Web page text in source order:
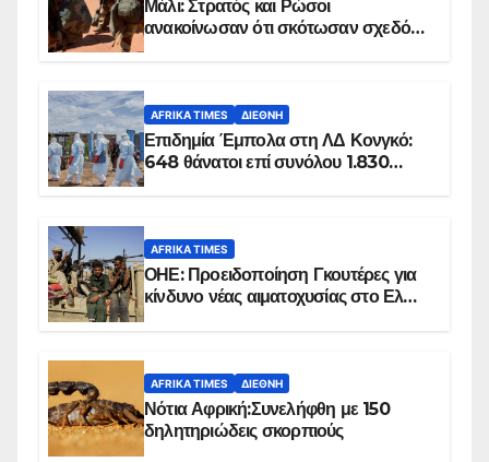
Μάλι: Στρατός και Ρώσοι
ανακοίνωσαν ότι σκότωσαν σχεδόν
AFRIKA TIMES ΔΙΕΘΝΉ
Επιδημία Έμπολα στη ΛΔ Κονγκό:
648 θάνατοι επί συνόλου 1.830
AFRIKA TIMES
ΟΗΕ: Προειδοποίηση Γκουτέρες για
κίνδυνο νέας αιματοχυσίας στο Ελ
AFRIKA TIMES ΔΙΕΘΝΉ
Νότια Αφρική:Συνελήφθη με 150
δηλητηριώδεις σκορπιούς